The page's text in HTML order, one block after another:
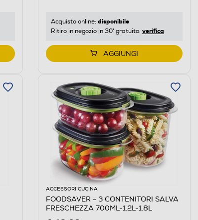
Acquisto online: disponibile
Ritiro in negozio in 30' gratuito: verifica
AGGIUNGI
ACCESSORI CUCINA
FOODSAVER - 3 CONTENITORI SALVA
FRESCHEZZA 700ML-1.2L-1.8L